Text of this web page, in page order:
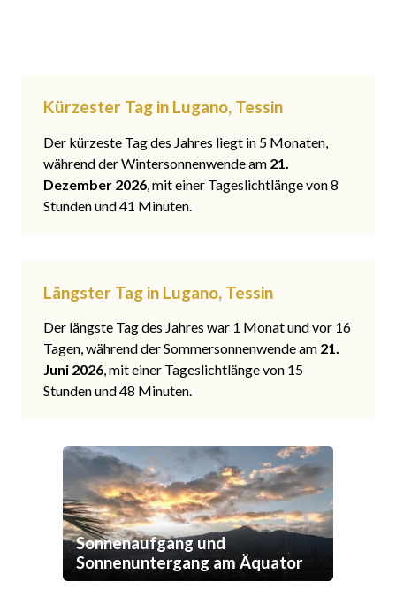
Kürzester Tag in Lugano, Tessin
Der kürzeste Tag des Jahres liegt in 5 Monaten,
während der Wintersonnenwende am 21.
Dezember 2026, mit einer Tageslichtlänge von 8
Stunden und 41 Minuten.
Längster Tag in Lugano, Tessin
Der längste Tag des Jahres war 1 Monat und vor 16
Tagen, während der Sommersonnenwende am 21.
Juni 2026, mit einer Tageslichtlänge von 15
Stunden und 48 Minuten.
Sonnenaufgang und
Sonnenuntergang am Äquator